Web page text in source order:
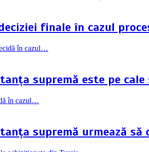
finale în cazul
supremă este pe
supremă urmează să